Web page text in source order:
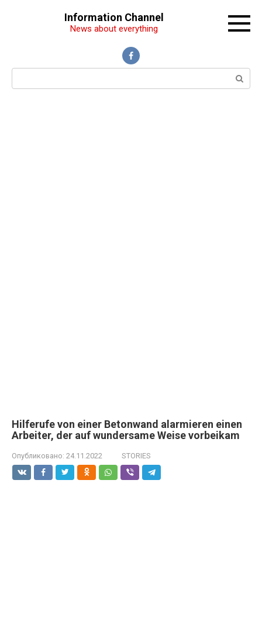
Information Channel
News about everything
Поиск:
Hilferufe von einer Betonwand alarmieren einen
Arbeiter, der auf wundersame Weise vorbeikam
Опубликовано: 24.11.2022 STORIES